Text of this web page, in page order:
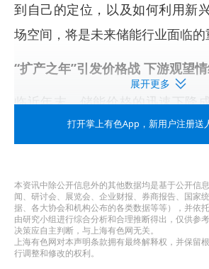
到自己的定位，以及如何利用新
场空间，将是未来储能行业面临的
“扩产之年”引发价格战 下游观望
临近年末，储能价格的迅速下降
元/Wh降至目前的0.42元/Wh，
芯价格也传导至产业链各环节，
团某储能系统设备采购的中标结
电力机车研究所和广州鹏辉的投标
展开更多
打开掌上有色App ，新用户注册送
本资讯中除公开信息外的其他数据均是基于公开信
闻、研讨会、展览会、企业财报、券商报告、国家
据、各大协会和机构公布的各类数据等等），并依
由研究小组进行综合分析和合理推断得出，仅供参
决策应自主判断，与上海有色网无关。
上海有色网对本声明条款拥有最终解释权，并保留
行调整和修改的权利。